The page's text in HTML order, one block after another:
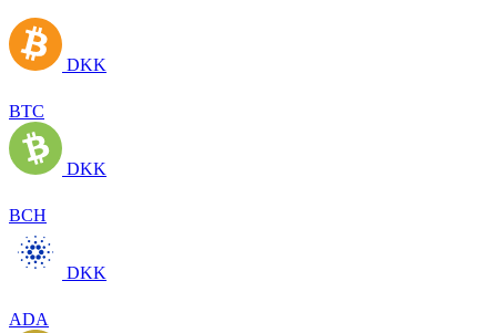
DKK
BTC
DKK
BCH
DKK
ADA